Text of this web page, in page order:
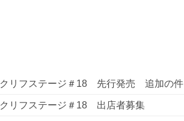
クリフステージ＃18 先行発売 追加の件
クリフステージ＃18 出店者募集